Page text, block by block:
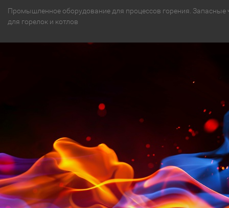
Промышленное оборудование для процессов горения. Запасные
для горелок и котлов